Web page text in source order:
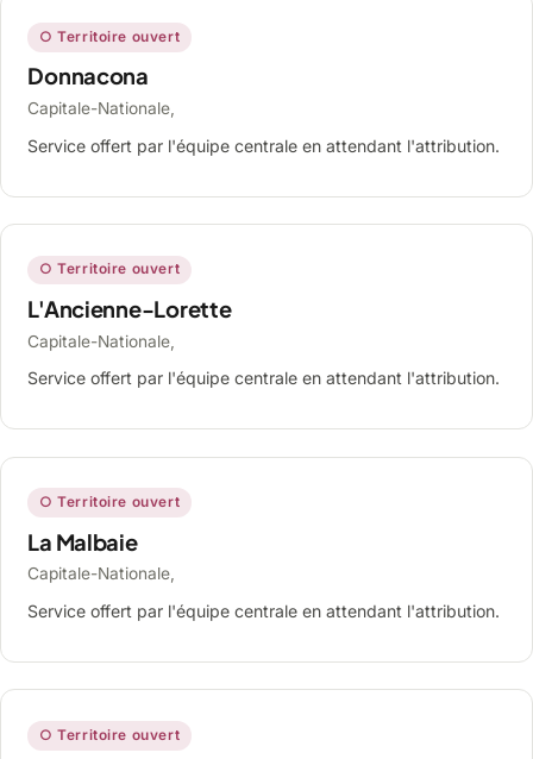
○ Territoire ouvert
Donnacona
Capitale-Nationale,
Service offert par l'équipe centrale en attendant l'attribution.
○ Territoire ouvert
L'Ancienne-Lorette
Capitale-Nationale,
Service offert par l'équipe centrale en attendant l'attribution.
○ Territoire ouvert
La Malbaie
Capitale-Nationale,
Service offert par l'équipe centrale en attendant l'attribution.
○ Territoire ouvert